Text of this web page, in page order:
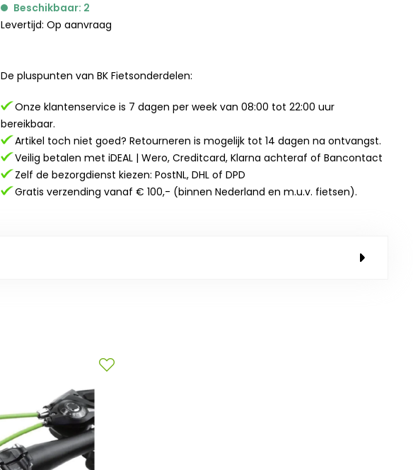
Beschikbaar: 2
Levertijd: Op aanvraag
De pluspunten van BK Fietsonderdelen:
Onze klantenservice is 7 dagen per week van 08:00 tot 22:00 uur
bereikbaar.
Artikel toch niet goed? Retourneren is mogelijk tot 14 dagen na ontvangst.
Veilig betalen met iDEAL | Wero, Creditcard, Klarna achteraf of Bancontact
Zelf de bezorgdienst kiezen: PostNL, DHL of DPD
Gratis verzending vanaf € 100,- (binnen Nederland en m.u.v. fietsen).